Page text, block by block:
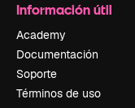
Información útil
Academy
Documentación
Soporte
Términos de uso